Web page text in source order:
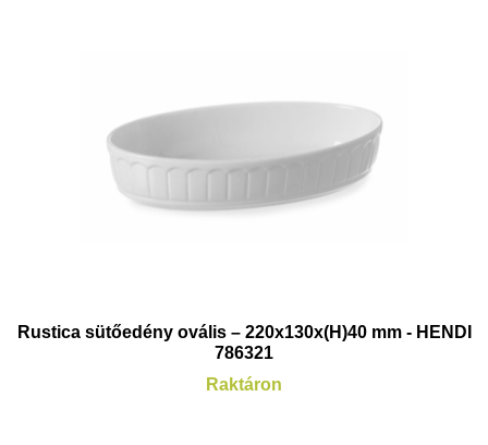
Rustica sütőedény ovális – 220x130x(H)40 mm - HENDI
786321
Raktáron